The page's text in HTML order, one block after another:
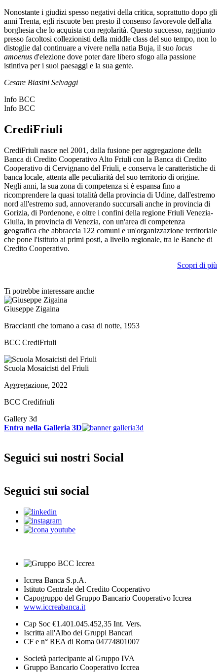
Nonostante i giudizi spesso negativi della critica, soprattutto dopo gli
anni Trenta, egli riscuote ben presto il consenso favorevole dell'alta
borghesia che lo acquista con regolarità. Questo successo, raggiunto
presso facoltosi collezionisti della middle class del suo tempo, non lo
distoglie dal continuare a vivere nella natia Buja, il suo locus
amoenus d'elezione dove poter dare libero sfogo alla passione
istintiva per i suoi paesaggi e la sua gente.
Cesare Biasini Selvaggi
Info BCC
Info BCC
CrediFriuli
CrediFriuli nasce nel 2001, dalla fusione per aggregazione della
Banca di Credito Cooperativo Alto Friuli con la Banca di Credito
Cooperativo di Cervignano del Friuli, e conserva le caratteristiche di
banca locale, attenta alle peculiarità del suo territorio di origine.
Negli anni, la sua zona di competenza si è espansa fino a
ricomprendere la quasi totalità della provincia di Udine, dall'estremo
nord all'estremo sud, annoverando succursali anche in provincia di
Gorizia, di Pordenone, e oltre i confini della regione Friuli Venezia-
Giulia, in provincia di Venezia, con un'area di competenza
geografica che abbraccia 122 comuni e un'organizzazione territoriale
che pone l'istituto ai primi posti, a livello regionale, tra le Banche di
Credito Cooperativo.
Scopri di più
Ti potrebbe interessare anche
Giuseppe Zigaina
Braccianti che tornano a casa di notte, 1953
BCC CrediFriuli
Scuola Mosaicisti del Friuli
Aggregazione, 2022
BCC Credifriuli
Gallery 3d
Entra nella Galleria 3D
Seguici sui nostri Social
Seguici sui social
Iccrea Banca S.p.A.
Istituto Centrale del Credito Cooperativo
Capogruppo del Gruppo Bancario Cooperativo Iccrea
www.iccreabanca.it
Cap Soc €1.401.045.452,35 Int. Vers.
Iscritta all'Albo dei Gruppi Bancari
CF e n° REA di Roma 04774801007
Società partecipante al Gruppo IVA
Gruppo Bancario Cooperativo Iccrea